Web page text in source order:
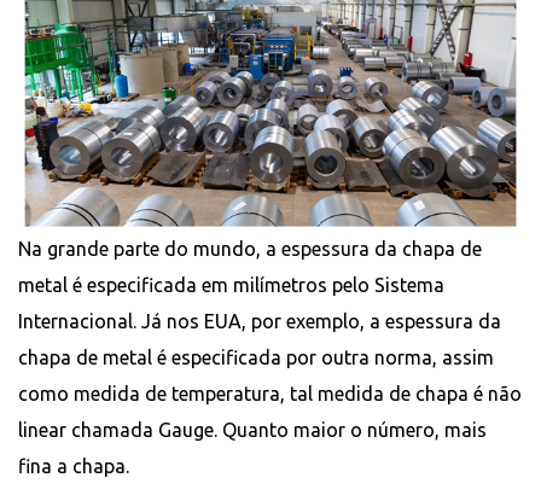
Na grande parte do mundo, a espessura da chapa de
metal é especificada em milímetros pelo Sistema
Internacional. Já nos EUA, por exemplo, a espessura da
chapa de metal é especificada por outra norma, assim
como medida de temperatura, tal medida de chapa é não
linear chamada Gauge. Quanto maior o número, mais
fina a chapa.